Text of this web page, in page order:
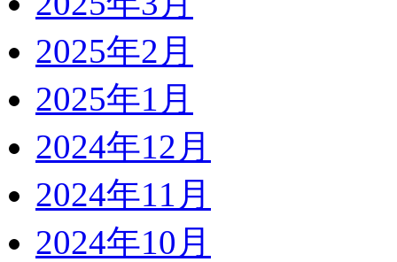
2025年2月
2025年1月
2024年12月
2024年11月
2024年10月